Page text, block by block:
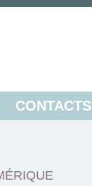
CONTACTS